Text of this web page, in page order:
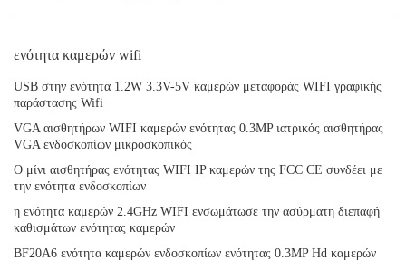
ενότητα καμερών wifi
USB στην ενότητα 1.2W 3.3V-5V καμερών μεταφοράς WIFI γραφικής
παράστασης Wifi
VGA αισθητήρων WIFI καμερών ενότητας 0.3MP ιατρικός αισθητήρας
VGA ενδοσκοπίων μικροσκοπικός
Ο μίνι αισθητήρας ενότητας WIFI IP καμερών της FCC CE συνδέει με
την ενότητα ενδοσκοπίων
η ενότητα καμερών 2.4GHz WIFI ενσωμάτωσε την ασύρματη διεπαφή
καθισμάτων ενότητας καμερών
BF20A6 ενότητα καμερών ενδοσκοπίων ενότητας 0.3MP Hd καμερών